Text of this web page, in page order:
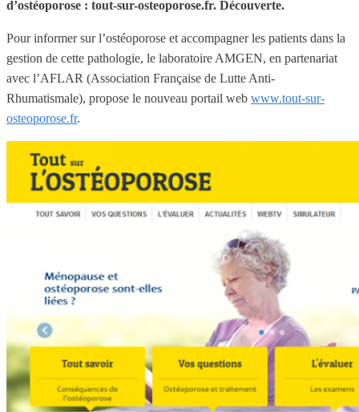
d’ostéoporose : tout-sur-osteoporose.fr. Découverte.
Pour informer sur l’ostéoporose et accompagner les patients dans la
gestion de cette pathologie, le laboratoire AMGEN, en partenariat
avec l’AFLAR (Association Française de Lutte Anti-
Rhumatismale), propose le nouveau portail web www.tout-sur-
osteoporose.fr.